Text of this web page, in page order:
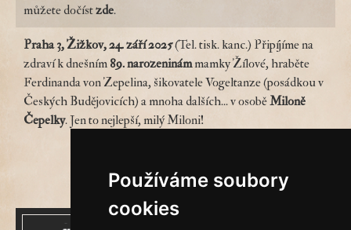
Používáme soubory
cookies
můžete dočístzde.
Praha 3, Žižkov, 24. září 2025(Tel. tisk. kanc.) Připíjíme na
zdraví k dnešním 89. narozeninámmamky Žílové, hraběte
Ferdinanda von Zepelina, šikovatele Vogeltanze (posádkou v
Českých Budějovicích) a mnoha dalších... v osoběMiloně
Čepelky. Jen to nejlepší, milý Miloni!